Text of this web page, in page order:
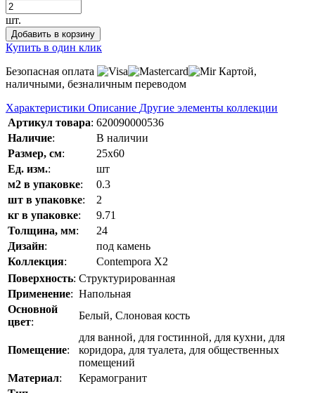
шт.
Добавить в корзину
Купить в один клик
Безопасная оплата
Картой,
наличными, безналичным переводом
Характеристики Описание Другие элементы коллекции
Артикул товара: 620090000536
Наличие:
В наличии
Размер, см:
25x60
Ед. изм.:
шт
м2 в упаковке:
0.3
шт в упаковке:
2
кг в упаковке:
9.71
Толщина, мм:
24
Дизайн:
под камень
Коллекция:
Contempora Х2
Поверхность: Структурированная
Применение: Напольная
Основной
цвет:
Белый, Слоновая кость
Помещение:
для ванной, для гостинной, для кухни, для
коридора, для туалета, для общественных
помещений
Материал:
Керамогранит